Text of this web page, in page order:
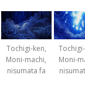
Tochigi-ken,
Moni-machi,
nisumata fa
Moni-